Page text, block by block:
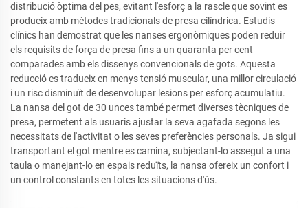
distribució òptima del pes, evitant l'esforç a la rascle que sovint es
produeix amb mètodes tradicionals de presa cilíndrica. Estudis
clínics han demostrat que les nanses ergonòmiques poden reduir
els requisits de força de presa fins a un quaranta per cent
comparades amb els dissenys convencionals de gots. Aquesta
reducció es tradueix en menys tensió muscular, una millor circulació
i un risc disminuït de desenvolupar lesions per esforç acumulatiu.
La nansa del got de 30 unces també permet diverses tècniques de
presa, permetent als usuaris ajustar la seva agafada segons les
necessitats de l'activitat o les seves preferències personals. Ja sigui
transportant el got mentre es camina, subjectant-lo assegut a una
taula o manejant-lo en espais reduïts, la nansa ofereix un confort i
un control constants en totes les situacions d'ús.